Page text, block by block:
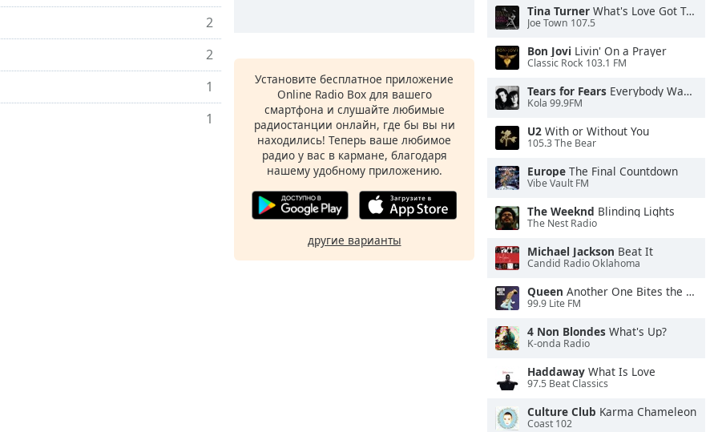
2
2
1
1
Установите бесплатное приложение
Online Radio Box для вашего
смартфона и слушайте любимые
радиостанции онлайн, где бы вы ни
находились! Теперь ваше любимое
радио у вас в кармане, благодаря
нашему удобному приложению.
другие варианты
Tina Turner What's Love Got To Do With It
Joe Town 107.5
Bon Jovi Livin' On a Prayer
Classic Rock 103.1 FM
Tears for Fears Everybody Wants To Rule the World
Kola 99.9FM
U2 With or Without You
105.3 The Bear
Europe The Final Countdown
Vibe Vault FM
The Weeknd Blinding Lights
The Nest Radio
Michael Jackson Beat It
Candid Radio Oklahoma
Queen Another One Bites the Dust
99.9 Lite FM
4 Non Blondes What's Up?
K-onda Radio
Haddaway What Is Love
97.5 Beat Classics
Culture Club Karma Chameleon
Coast 102